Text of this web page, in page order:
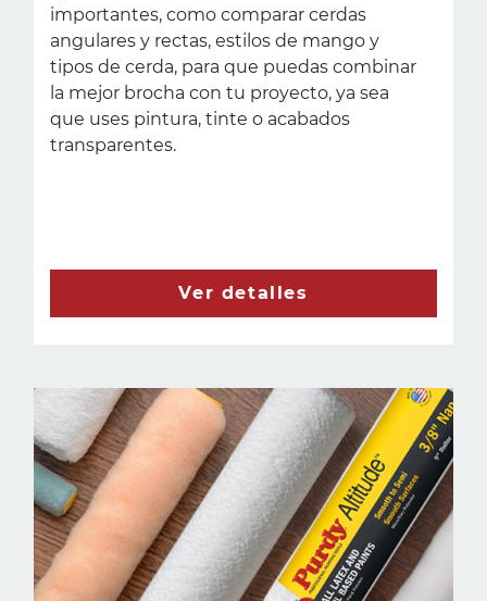
importantes, como comparar cerdas
angulares y rectas, estilos de mango y
tipos de cerda, para que puedas combinar
la mejor brocha con tu proyecto, ya sea
que uses pintura, tinte o acabados
transparentes.
Ver detalles